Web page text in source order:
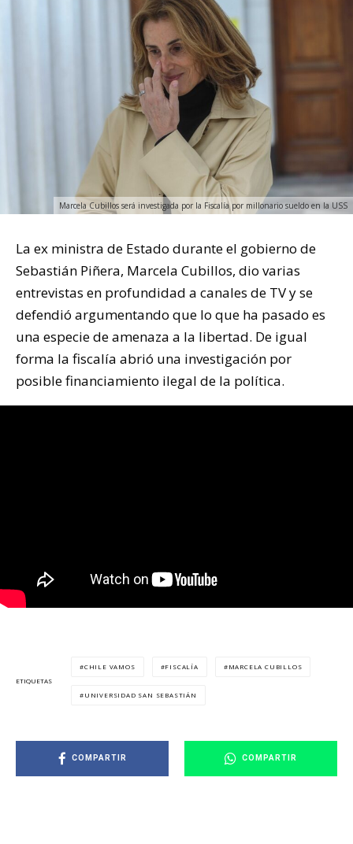
Marcela Cubillos será investigada por la Fiscalía por millonario sueldo en la USS
La ex ministra de Estado durante el gobierno de
Sebastián Piñera, Marcela Cubillos, dio varias
entrevistas en profundidad a canales de TV y se
defendió argumentando que lo que ha pasado es
una especie de amenaza a la libertad. De igual
forma la fiscalía abrió una investigación por
posible financiamiento ilegal de la política.
ETIQUETAS
CHILE VAMOS FISCALÍA MARCELA CUBILLOS
UNIVERSIDAD SAN SEBASTIÁN
COMPARTIR COMPARTIR